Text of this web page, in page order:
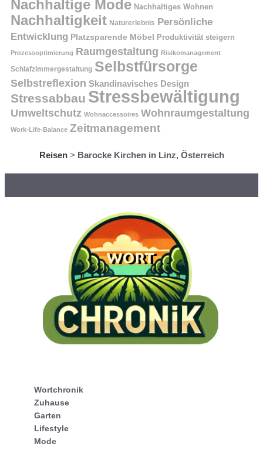
Nachhaltige Mode Nachhaltiges Wohnen
Nachhaltigkeit Naturerlebnis Persönliche
Entwicklung Platzsparende Möbel Produktivität steigern
Prozessoptimierung Raumgestaltung Risikomanagement
Schlafzimmergestaltung Selbstfürsorge
Selbstreflexion Skandinavisches Design
Stressabbau Stressbewältigung
Umweltschutz Wohnaccessoires Wohnraumgestaltung
Work-Life-Balance Zeitmanagement
Reisen> Barocke Kirchen in Linz, Österreich
Wortchronik
Zuhause
Garten
Lifestyle
Mode